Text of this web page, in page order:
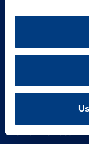
Governance
Investor
Performances